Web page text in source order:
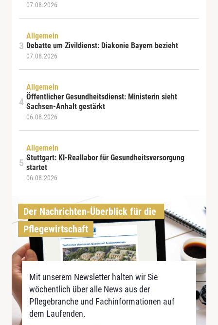
07.08.2026
Allgemein
Debatte um Zivildienst: Diakonie Bayern bezieht
07.08.2026
Allgemein
Öffentlicher Gesundheitsdienst: Ministerin sieht
Sachsen-Anhalt gestärkt
06.08.2026
Allgemein
Stuttgart: KI-Reallabor für Gesundheitsversorgung
startet
06.08.2026
Der Nachrichten-Überblick für die
Pflegewirtschaft
Mit unserem Newsletter halten wir Sie
wöchentlich über alle News aus der
Pflegebranche und Fachinformationen auf
dem Laufenden.